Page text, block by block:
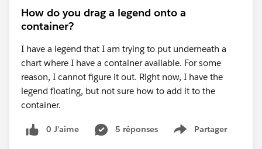
How do you drag a legend onto a
container?
I have a legend that I am trying to put underneath a
chart where I have a container available. For some
reason, I cannot figure it out. Right now, I have the
legend floating, but not sure how to add it to the
container.
0 J’aime 5 réponses Partager
Show menu